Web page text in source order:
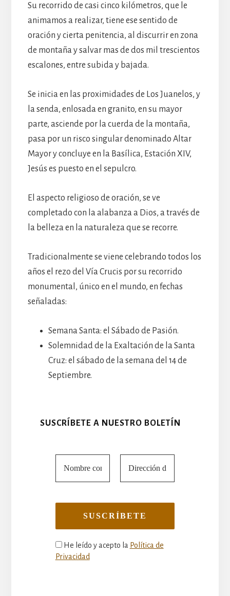
Su recorrido de casi cinco kilómetros, que le
animamos a realizar, tiene ese sentido de
oración y cierta penitencia, al discurrir en zona
de montaña y salvar mas de dos mil trescientos
escalones, entre subida y bajada.
Se inicia en las proximidades de Los Juanelos, y
la senda, enlosada en granito, en su mayor
parte, asciende por la cuerda de la montaña,
pasa por un risco singular denominado Altar
Mayor y concluye en la Basílica, Estación XIV,
Jesús es puesto en el sepulcro.
El aspecto religioso de oración, se ve
completado con la alabanza a Dios, a través de
la belleza en la naturaleza que se recorre.
Tradicionalmente se viene celebrando todos los
años el rezo del Vía Crucis por su recorrido
monumental, único en el mundo, en fechas
señaladas:
Semana Santa: el Sábado de Pasión.
Solemnidad de la Exaltación de la Santa
Cruz: el sábado de la semana del 14 de
Septiembre.
SUSCRÍBETE A NUESTRO BOLETÍN
He leído y acepto la Política de
Privacidad